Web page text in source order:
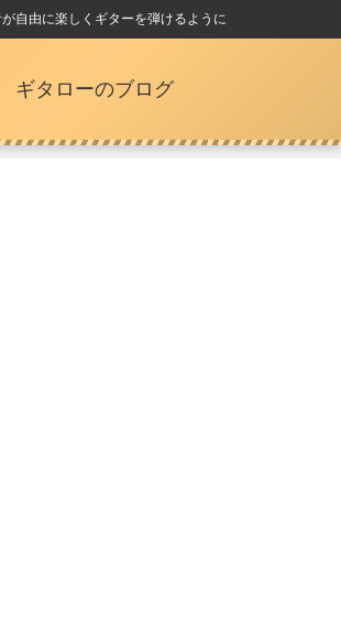
自由に楽しくギターを弾けるように
ギタローのブログ